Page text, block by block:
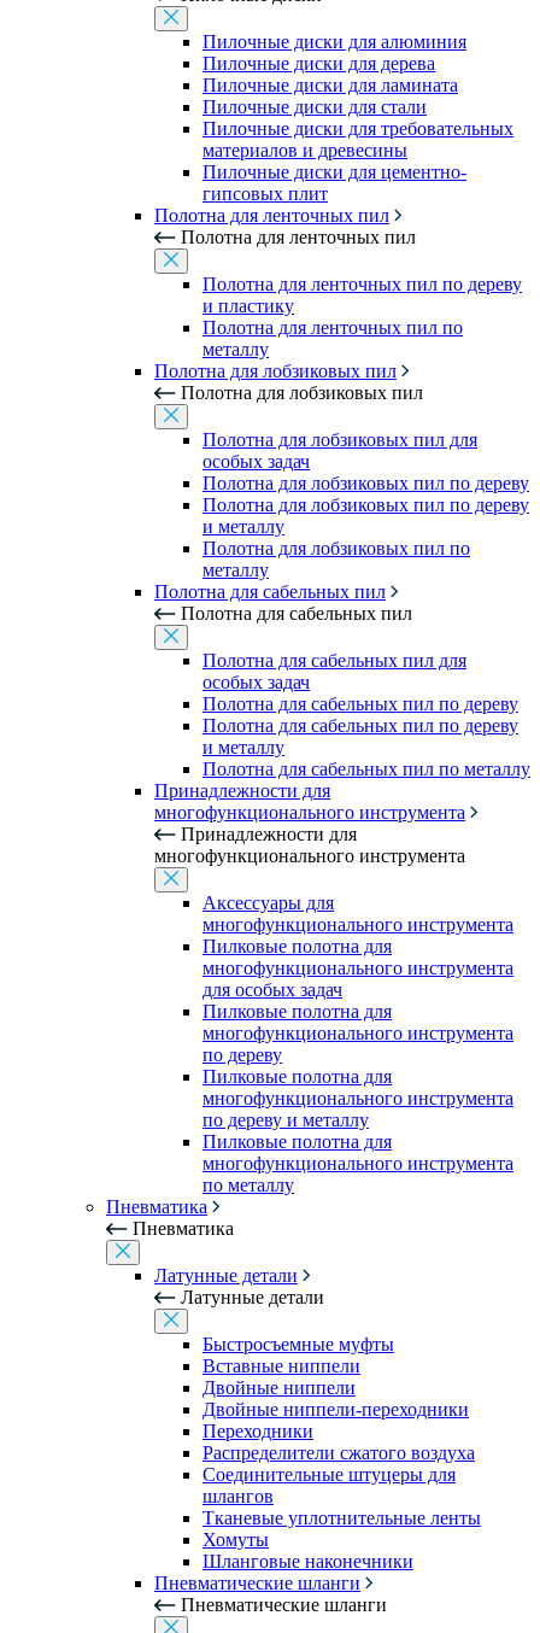
Пилочные диски для алюминия
Пилочные диски для дерева
Пилочные диски для ламината
Пилочные диски для стали
Пилочные диски для требовательных
материалов и древесины
Пилочные диски для цементно-
гипсовых плит
Полотна для ленточных пил
Полотна для ленточных пил
Полотна для ленточных пил по дереву
и пластику
Полотна для ленточных пил по
металлу
Полотна для лобзиковых пил
Полотна для лобзиковых пил
Полотна для лобзиковых пил для
особых задач
Полотна для лобзиковых пил по дереву
Полотна для лобзиковых пил по дереву
и металлу
Полотна для лобзиковых пил по
металлу
Полотна для сабельных пил
Полотна для сабельных пил
Полотна для сабельных пил для
особых задач
Полотна для сабельных пил по дереву
Полотна для сабельных пил по дереву
и металлу
Полотна для сабельных пил по металлу
Принадлежности для
многофункционального инструмента
Принадлежности для
многофункционального инструмента
Аксессуары для
многофункционального инструмента
Пилковые полотна для
многофункционального инструмента
для особых задач
Пилковые полотна для
многофункционального инструмента
по дереву
Пилковые полотна для
многофункционального инструмента
по дереву и металлу
Пилковые полотна для
многофункционального инструмента
по металлу
Пневматика
Пневматика
Латунные детали
Латунные детали
Быстросъемные муфты
Вставные ниппели
Двойные ниппели
Двойные ниппели-переходники
Переходники
Распределители сжатого воздуха
Соединительные штуцеры для
шлангов
Тканевые уплотнительные ленты
Хомуты
Шланговые наконечники
Пневматические шланги
Пневматические шланги